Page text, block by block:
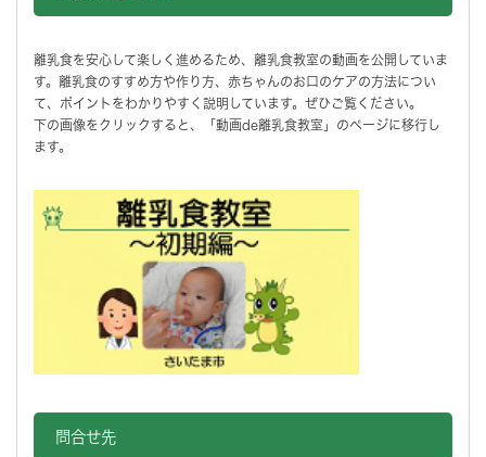
離乳食を安心して楽しく進めるため、離乳食教室の動画を公開していま
す。離乳食のすすめ方や作り方、赤ちゃんのお口のケアの方法につい
て、ポイントをわかりやすく説明しています。ぜひご覧ください。
下の画像をクリックすると、「動画de離乳食教室」のページに移行し
ます。
問合せ先